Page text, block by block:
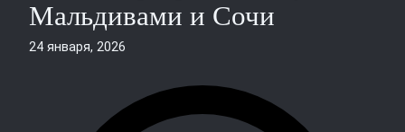
Мальдивами и Сочи
24 января, 2026